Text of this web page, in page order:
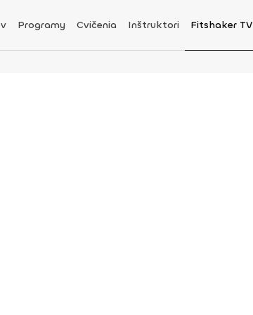
Programy Cvičenia Inštruktori Fitshaker TV